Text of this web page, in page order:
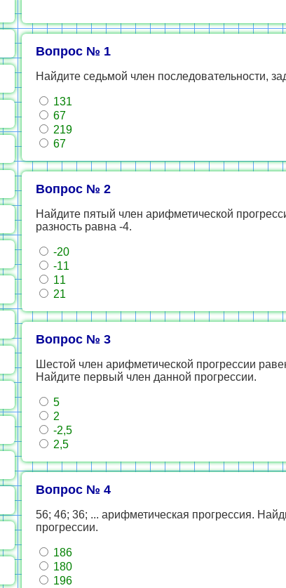
Вопрос № 1
Найдите седьмой член последовательности,
131
67
219
67
Вопрос № 2
Найдите пятый член арифметической
разность равна -4.
-20
-11
11
21
Вопрос № 3
Шестой член арифметической прогрессии
Найдите первый член данной прогрессии.
5
2
-2,5
2,5
Вопрос № 4
56; 46; 36; ... арифметическая прогрессия.
прогрессии.
186
180
196